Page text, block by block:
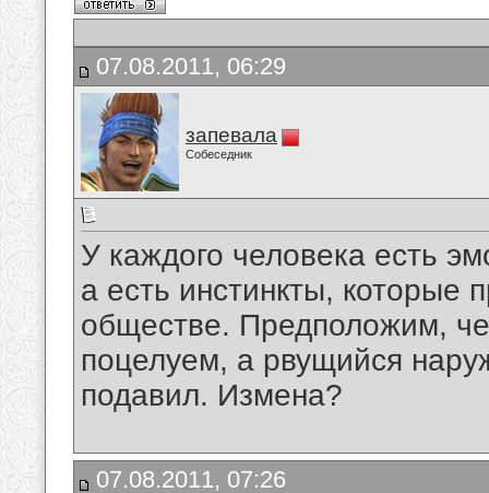
07.08.2011, 06:29
запевала
Собеседник
У каждого человека есть
а есть инстинкты, которые
обществе. Предположим,
поцелуем, а рвущийся
подавил. Измена?
07.08.2011, 07:26